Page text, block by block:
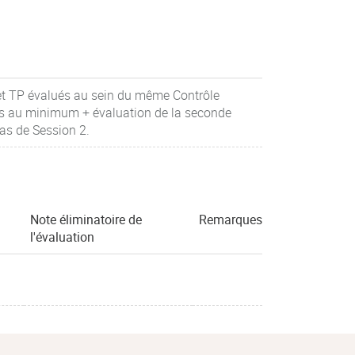
TP évalués au sein du même Contrôle
au minimum + évaluation de la seconde
de Session 2.
Note éliminatoire de
l'évaluation
Remarques